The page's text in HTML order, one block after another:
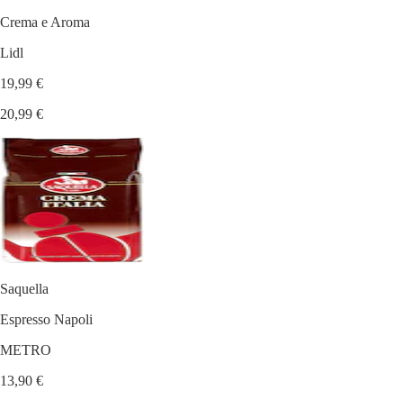
Crema e Aroma
Lidl
19,99 €
20,99 €
Saquella
Espresso Napoli
METRO
13,90 €